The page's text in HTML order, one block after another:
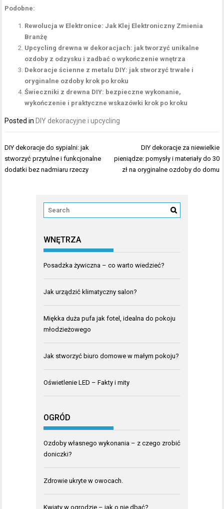
Podobne:
Rewolucja w Elektronice: Jak Klej Elektroniczny Zmienia
Branżę
Upcycling drewna w dekoracjach: jak tworzyć unikalne
ozdoby z odzysku i zadbać o wykończenie wnętrza
Dekoracje ścienne z metalu DIY: jak stworzyć trwałe i
oryginalne ozdoby krok po kroku
Świeczniki z drewna DIY: bezpieczne wykonanie,
wykończenie i praktyczne wskazówki krok po kroku
Posted in DIY dekoracyjne i upcycling
Nawigacja
wpisu
DIY dekoracje do sypialni: jak
stworzyć przytulne i funkcjonalne
dodatki bez nadmiaru rzeczy
DIY dekoracje za niewielkie
pieniądze: pomysły i materiały do 30
zł na oryginalne ozdoby do domu
WNĘTRZA
Posadzka żywiczna – co warto wiedzieć?
Jak urządzić klimatyczny salon?
Miękka duża pufa jak fotel, idealna do pokoju
młodzieżowego
Jak stworzyć biuro domowe w małym pokoju?
Oświetlenie LED – Fakty i mity
OGRÓD
Ozdoby własnego wykonania – z czego zrobić
doniczki?
Zdrowie ukryte w owocach.
Kwiaty w ogrodzie – jak o nie dbać?